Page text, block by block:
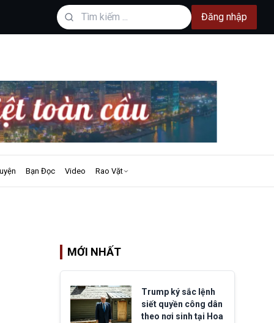
Đăng nhập
Bạn Đọc Video Rao Vặt
MỚI NHẤT
Trump ký sắc lệnh
siết quyền công dân
theo nơi sinh tại Hoa